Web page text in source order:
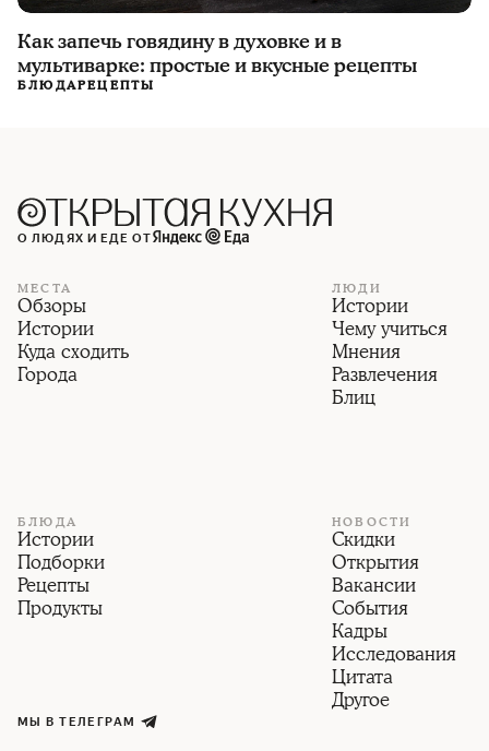
Как запечь говядину в духовке и в
мультиварке: простые и вкусные рецепты
БЛЮДАРЕЦЕПТЫ
О ЛЮДЯХ И ЕДЕ ОТ
МЕСТА
Обзоры
Истории
Куда сходить
Города
ЛЮДИ
Истории
Чему учиться
Мнения
Развлечения
Блиц
БЛЮДА
Истории
Подборки
Рецепты
Продукты
НОВОСТИ
Скидки
Открытия
Вакансии
События
Кадры
Исследования
Цитата
Другое
МЫ В ТЕЛЕГРАМ